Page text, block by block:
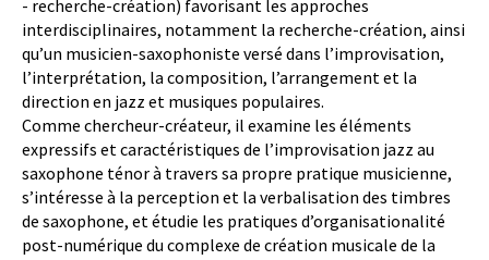
- recherche-création) favorisant les approches
interdisciplinaires, notamment la recherche-création, ainsi
qu’un musicien-saxophoniste versé dans l’improvisation,
l’interprétation, la composition, l’arrangement et la
direction en jazz et musiques populaires.
Comme chercheur-créateur, il examine les éléments
expressifs et caractéristiques de l’improvisation jazz au
saxophone ténor à travers sa propre pratique musicienne,
s’intéresse à la perception et la verbalisation des timbres
de saxophone, et étudie les pratiques d’organisationalité
post-numérique du complexe de création musicale de la